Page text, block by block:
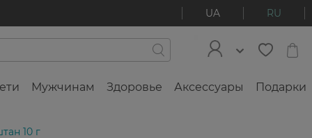
UA RU
Мужчинам Здоровье Аксессуары Подарки
10 г